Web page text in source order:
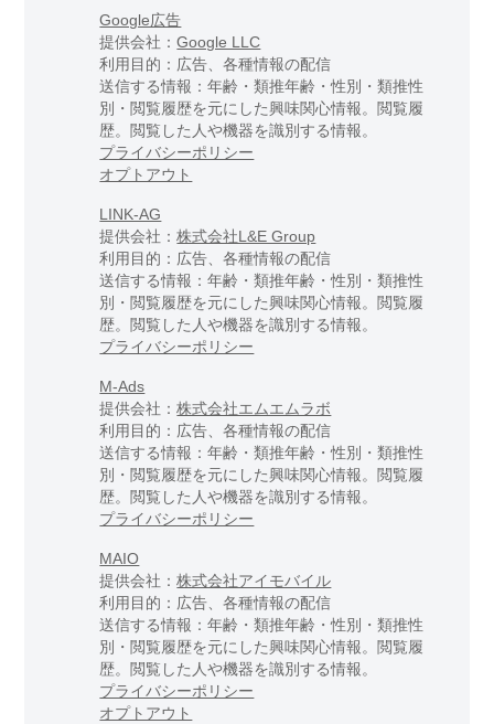
Google広告
提供会社：Google LLC
利用目的：広告、各種情報の配信
送信する情報：年齢・類推年齢・性別・類推性
別・閲覧履歴を元にした興味関心情報。閲覧履
歴。閲覧した人や機器を識別する情報。
プライバシーポリシー
オプトアウト
LINK-AG
提供会社：株式会社L&E Group
利用目的：広告、各種情報の配信
送信する情報：年齢・類推年齢・性別・類推性
別・閲覧履歴を元にした興味関心情報。閲覧履
歴。閲覧した人や機器を識別する情報。
プライバシーポリシー
M-Ads
提供会社：株式会社エムエムラボ
利用目的：広告、各種情報の配信
送信する情報：年齢・類推年齢・性別・類推性
別・閲覧履歴を元にした興味関心情報。閲覧履
歴。閲覧した人や機器を識別する情報。
プライバシーポリシー
MAIO
提供会社：株式会社アイモバイル
利用目的：広告、各種情報の配信
送信する情報：年齢・類推年齢・性別・類推性
別・閲覧履歴を元にした興味関心情報。閲覧履
歴。閲覧した人や機器を識別する情報。
プライバシーポリシー
オプトアウト